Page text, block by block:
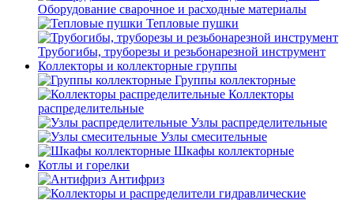
Оборудование сварочное и расходные материалы
Тепловые пушки
Трубогибы, труборезы и резьбонарезной инструмент
Коллекторы и коллекторные группы
Группы коллекторные
Коллекторы
распределительные
Узлы распределительные
Узлы смесительные
Шкафы коллекторные
Котлы и горелки
Антифриз